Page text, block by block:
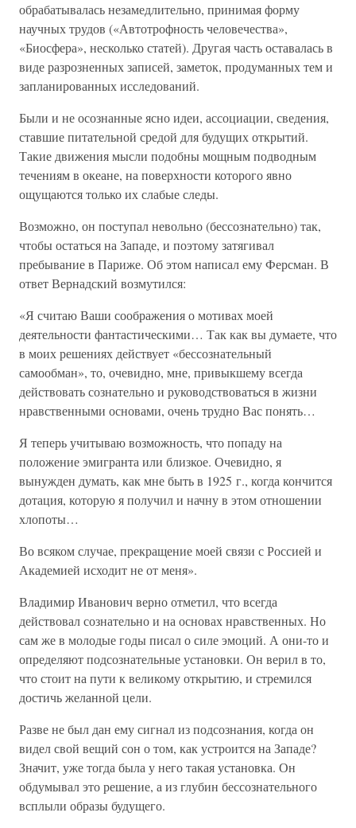
обрабатывалась незамедлительно, принимая форму
научных трудов («Автотрофность человечества»,
«Биосфера», несколько статей). Другая часть оставалась в
виде разрозненных записей, заметок, продуманных тем и
запланированных исследований.
Были и не осознанные ясно идеи, ассоциации, сведения,
ставшие питательной средой для будущих открытий.
Такие движения мысли подобны мощным подводным
течениям в океане, на поверхности которого явно
ощущаются только их слабые следы.
Возможно, он поступал невольно (бессознательно) так,
чтобы остаться на Западе, и поэтому затягивал
пребывание в Париже. Об этом написал ему Ферсман. В
ответ Вернадский возмутился:
«Я считаю Ваши соображения о мотивах моей
деятельности фантастическими… Так как вы думаете, что
в моих решениях действует «бессознательный
самообман», то, очевидно, мне, привыкшему всегда
действовать сознательно и руководствоваться в жизни
нравственными основами, очень трудно Вас понять…
Я теперь учитываю возможность, что попаду на
положение эмигранта или близкое. Очевидно, я
вынужден думать, как мне быть в 1925 г., когда кончится
дотация, которую я получил и начну в этом отношении
хлопоты…
Во всяком случае, прекращение моей связи с Россией и
Академией исходит не от меня».
Владимир Иванович верно отметил, что всегда
действовал сознательно и на основах нравственных. Но
сам же в молодые годы писал о силе эмоций. А они-то и
определяют подсознательные установки. Он верил в то,
что стоит на пути к великому открытию, и стремился
достичь желанной цели.
Разве не был дан ему сигнал из подсознания, когда он
видел свой вещий сон о том, как устроится на Западе?
Значит, уже тогда была у него такая установка. Он
обдумывал это решение, а из глубин бессознательного
всплыли образы будущего.